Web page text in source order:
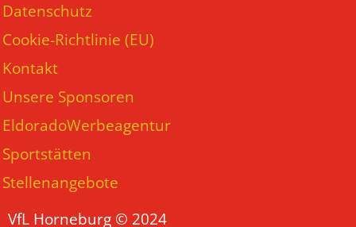
Datenschutz
Cookie-Richtlinie (EU)
Kontakt
Unsere Sponsoren
EldoradoWerbeagentur
Sportstätten
Stellenangebote
VfL Horneburg © 2024